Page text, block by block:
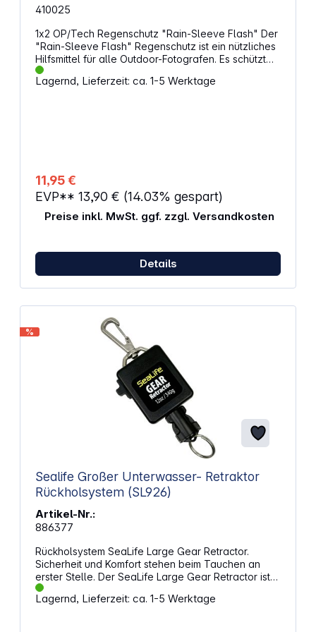
410025
1x2 OP/Tech Regenschutz "Rain-Sleeve Flash" Der
"Rain-Sleeve Flash" Regenschutz ist ein nützliches
Hilfsmittel für alle Outdoor-Fotografen. Es schützt
die empfindlichen Teile Ihrer DSLR und des Blitzes
bestmöglich, erlaubt aber gleichzeitig eine
Aussparung für den Sucher (Einheitsgröße)
Bedienung der Kamera erfolgt unter der
Regenhülle
Lagernd, Lieferzeit: ca. 1-5 Werktage
11,95 €
EVP** 13,90 € (14.03% gespart)
Preise inkl. MwSt. ggf. zzgl. Versandkosten
Details
%
Sealife Großer Unterwasser- Retraktor
Rückholsystem (SL926)
Artikel-Nr.:
886377
Rückholsystem SeaLife Large Gear Retractor.
Sicherheit und Komfort stehen beim Tauchen an
erster Stelle. Der SeaLife Large Gear Retractor ist
speziell für mittelgroße Kameras und Gehäuse wie
die SeaLife SportDiver oder DC-Kameras sowie für
Lagernd, Lieferzeit: ca. 1-5 Werktage